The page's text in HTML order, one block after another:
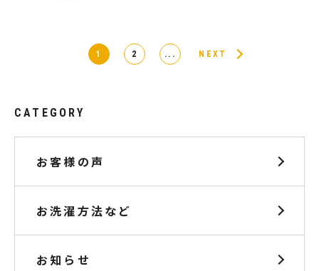
1 2 ... NEXT
CATEGORY
お客様の声
お洗濯方法など
お知らせ